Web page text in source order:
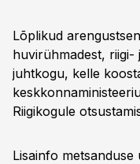
Lõplikud
huvirühmadest, riigi-
juhtkogu, kelle
Riigikogule
Lisainfo metsanduse